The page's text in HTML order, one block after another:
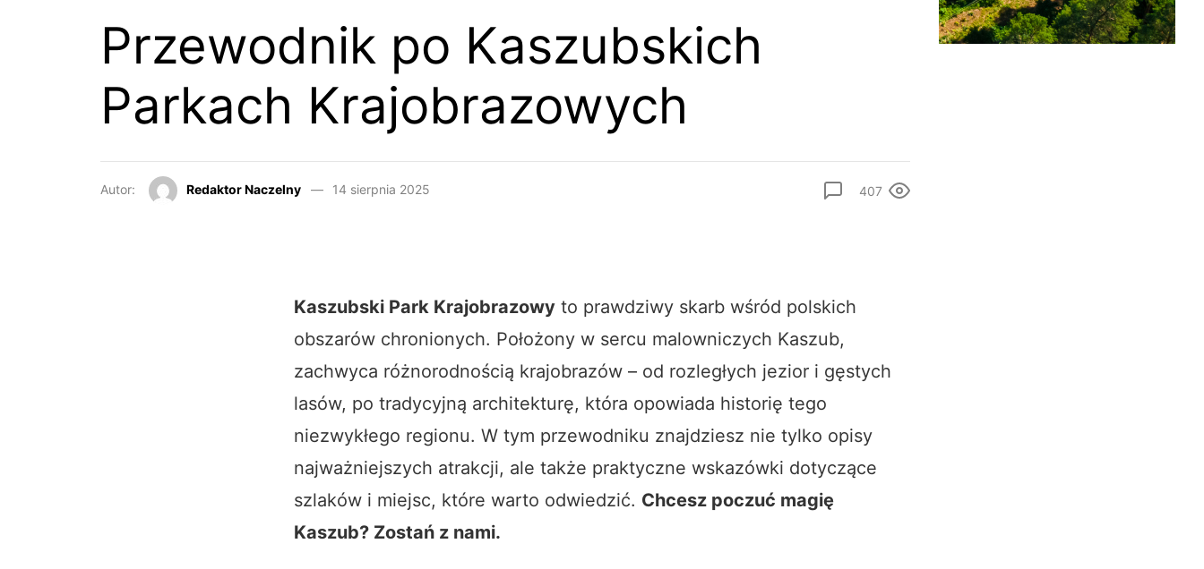
Przewodnik po Kaszubskich
Parkach Krajobrazowych
Autor: Redaktor Naczelny 14 sierpnia 2025 407
Kaszubski Park Krajobrazowy to prawdziwy skarb wśród polskich
obszarów chronionych. Położony w sercu malowniczych Kaszub,
zachwyca różnorodnością krajobrazów – od rozległych jezior i gęstych
lasów, po tradycyjną architekturę, która opowiada historię tego
niezwykłego regionu. W tym przewodniku znajdziesz nie tylko opisy
najważniejszych atrakcji, ale także praktyczne wskazówki dotyczące
szlaków i miejsc, które warto odwiedzić. Chcesz poczuć magię
Kaszub? Zostań z nami.